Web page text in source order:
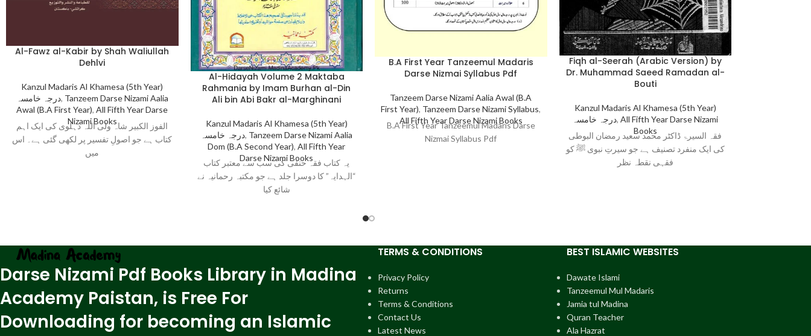
Al-Fawz al-Kabir by Shah Waliullah
Dehlvi
Kanzul Madaris Al Khamesa (5th Year)
درجہ خامسہ, Tanzeem Darse Nizami Aalia
Awal (B.A First Year),All Fifth Year Darse
Nizami Books
الفوز الکبیر شاہ ولی اللہ دہلوی کی ایک اہم
کتاب ہے جو اصولِ تفسیر پر لکھی گئی ہے۔ اس
میں
Al-Hidayah Volume 2 Maktaba
Rahmania by Imam Burhan al-Din
Ali bin Abi Bakr al-Marghinani
Kanzul Madaris Al Khamesa (5th Year)
درجہ خامسہ, Tanzeem Darse Nizami Aalia
Dom (B.A Second Year),All Fifth Year
Darse Nizami Books
یہ کتاب فقہ حنفی کی سب سے معتبر کتاب
“الہدایہ” کا دوسرا جلد ہے جو مکتبہ رحمانیہ نے
شائع کیا
B.A First Year Tanzeemul Madaris
Darse Nizmai Syllabus Pdf
Tanzeem Darse Nizami Aalia Awal (B.A
First Year), Tanzeem Darse Nizami Syllabus,
All Fifth Year Darse Nizami Books
B.A First Year Tanzeemul Madaris Darse
Nizmai Syllabus Pdf
Fiqh al-Seerah (Arabic Version) by
Dr. Muhammad Saeed Ramadan al-
Bouti
Kanzul Madaris Al Khamesa (5th Year)
درجہ خامسہ,All Fifth Year Darse Nizami
Books
فقہ السیرۃ ڈاکٹر محمد سعید رمضان البوطی
کی ایک منفرد تصنیف ہے جو سیرتِ نبوی ﷺ کو
فقہی نقطہ نظر
Darse Nizami Pdf Books Library in Madina
Academy Paistan, is Free For
Downloading for becoming an Islamic
TERMS & CONDITIONS
Privacy Policy
Returns
Terms & Conditions
Contact Us
Latest News
BEST ISLAMIC WEBSITES
Dawate Islami
Tanzeemul Mul Madaris
Jamia tul Madina
Quran Teacher
Ala Hazrat